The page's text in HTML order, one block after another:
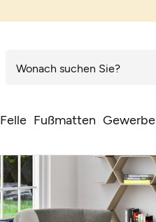
Felle Fußmatten Gewerbe